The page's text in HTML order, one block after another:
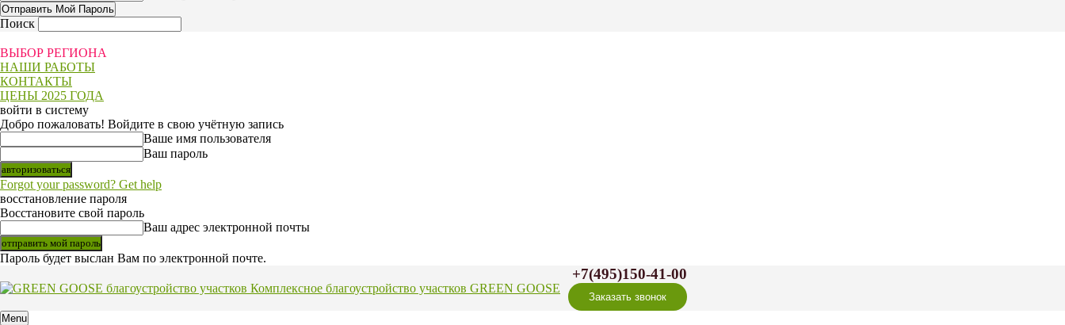
Поиск
ВЫБОР РЕГИОНА
НАШИ РАБОТЫ
КОНТАКТЫ
ЦЕНЫ 2025 ГОДА
войти в систему
Добро пожаловать! Войдите в свою учётную запись
Ваше имя пользователя
Ваш пароль
Forgot your password? Get help
восстановление пароля
Восстановите свой пароль
Ваш адрес электронной почты
Пароль будет выслан Вам по электронной почте.
Комплексное благоустройство участков GREEN GOOSE
+7(495)150-41-00
Заказать звонок
Menu